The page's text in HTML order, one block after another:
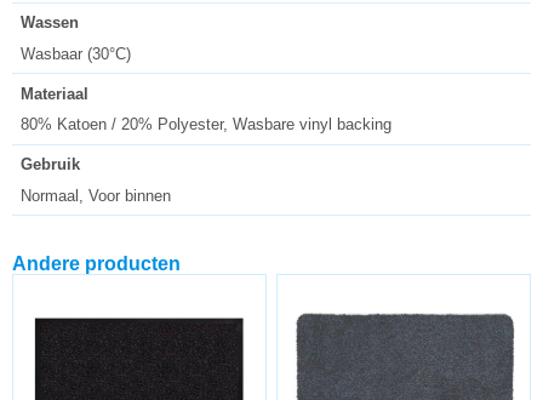
Wassen
Wasbaar (30°C)
Materiaal
80% Katoen / 20% Polyester, Wasbare vinyl backing
Gebruik
Normaal, Voor binnen
Andere producten